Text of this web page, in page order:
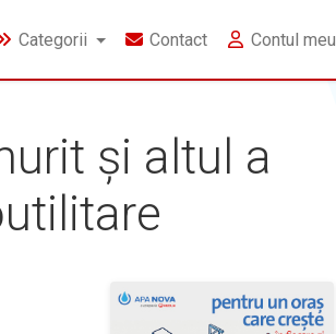
Categorii Contact Contul meu
și altul a